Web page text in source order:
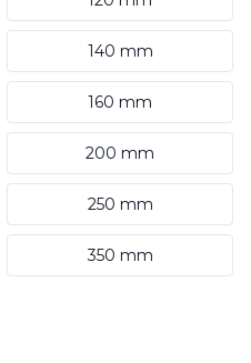
140 mm
160 mm
200 mm
250 mm
350 mm